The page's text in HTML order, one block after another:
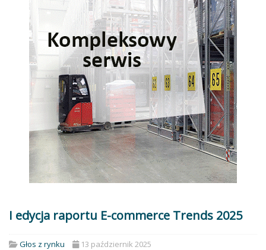
I edycja raportu E-commerce Trends 2025
Głos z rynku 13 październik 2025